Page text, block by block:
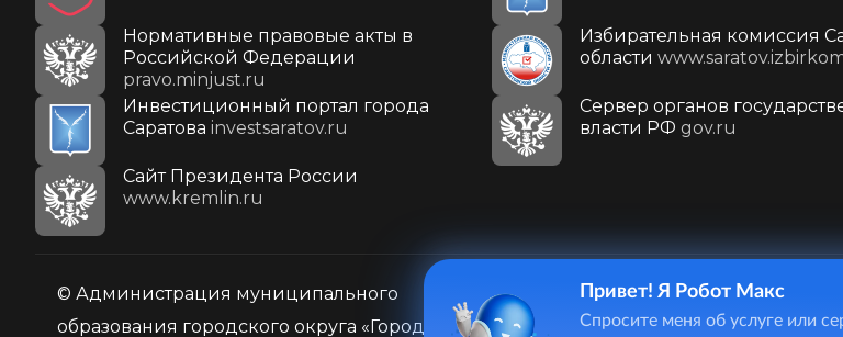
Нормативные правовые акты в
Российской Федерации
pravo.minjust.ru
Избирательная комиссия
области
Инвестиционный портал города
Саратова investsaratov.ru
Сервер органов
власти РФ gov.ru
Cайт Президента России
www.kremlin.ru
© Администрация муниципального
образования городского округа «Город
410031, г. Саратов, ул.
+7(8452)26-02-49
Привет! Я Робот Макс
Спросите меня об услуге или